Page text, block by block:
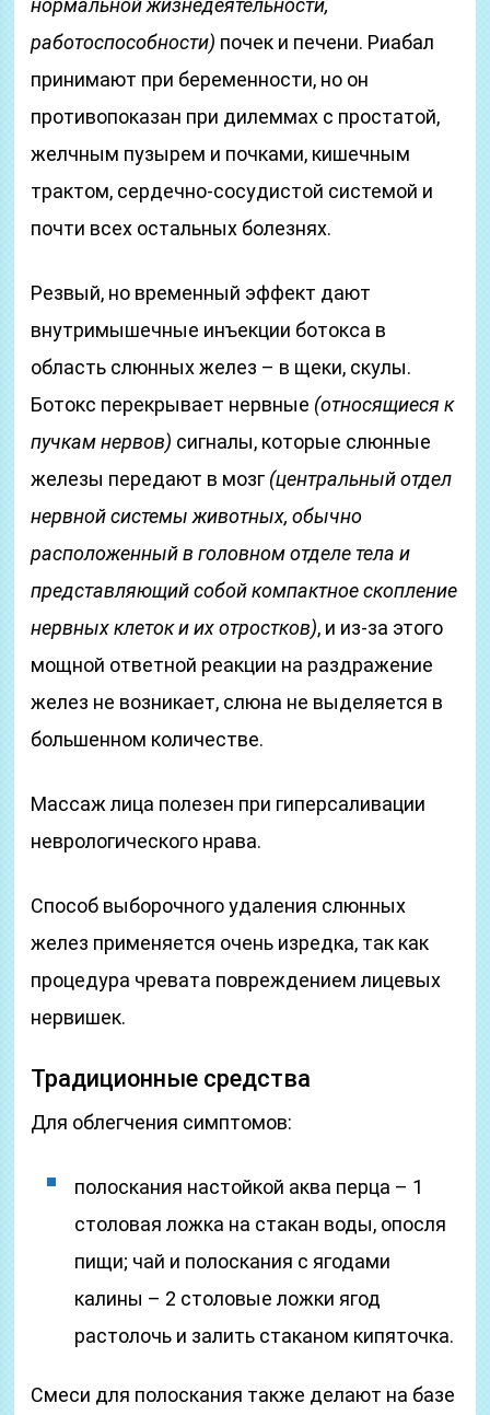
нормальной жизнедеятельности,
работоспособности) почек и печени. Риабал
принимают при беременности, но он
противопоказан при дилеммах с простатой,
желчным пузырем и почками, кишечным
трактом, сердечно-сосудистой системой и
почти всех остальных болезнях.
Резвый, но временный эффект дают
внутримышечные инъекции ботокса в
область слюнных желез – в щеки, скулы.
Ботокс перекрывает нервные (относящиеся к
пучкам нервов) сигналы, которые слюнные
железы передают в мозг (центральный отдел
нервной системы животных, обычно
расположенный в головном отделе тела и
представляющий собой компактное скопление
нервных клеток и их отростков), и из-за этого
мощной ответной реакции на раздражение
желез не возникает, слюна не выделяется в
большенном количестве.
Массаж лица полезен при гиперсаливации
неврологического нрава.
Способ выборочного удаления слюнных
желез применяется очень изредка, так как
процедура чревата повреждением лицевых
нервишек.
Традиционные средства
Для облегчения симптомов:
полоскания настойкой аква перца – 1
столовая ложка на стакан воды, опосля
пищи; чай и полоскания с ягодами
калины – 2 столовые ложки ягод
растолочь и залить стаканом кипяточка.
Смеси для полоскания также делают на базе